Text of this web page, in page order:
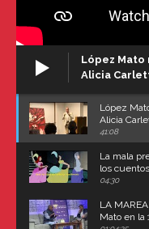
López Mato
Alicia
López
Alicia
Carroll
41:08
La mala
los
04:30
LA
Mato en la